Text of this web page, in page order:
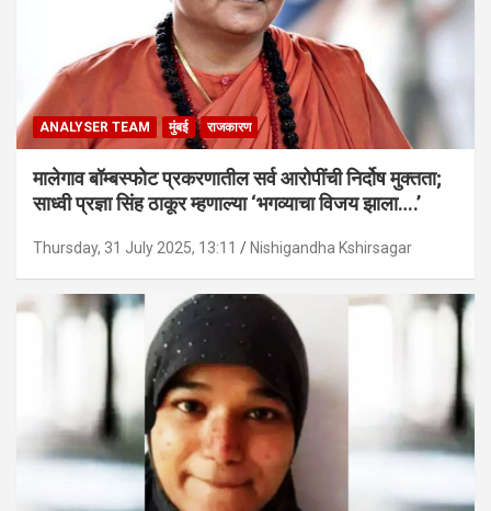
ANALYSER TEAM मुंबई राजकारण
मालेगाव बॉम्बस्फोट प्रकरणातील सर्व आरोपींची निर्दोष मुक्तता;
साध्वी प्रज्ञा सिंह ठाकूर म्हणाल्या ‘भगव्याचा विजय झाला….’
Thursday, 31 July 2025, 13:11 Nishigandha Kshirsagar